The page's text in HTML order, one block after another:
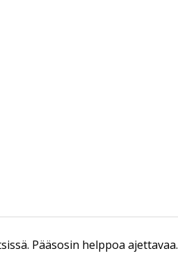
Pääsosin helppoa ajettavaa.